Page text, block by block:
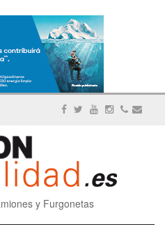
y Furgonetas